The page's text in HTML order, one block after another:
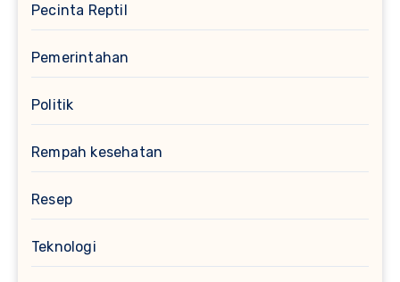
Pecinta Reptil
Pemerintahan
Politik
Rempah kesehatan
Resep
Teknologi